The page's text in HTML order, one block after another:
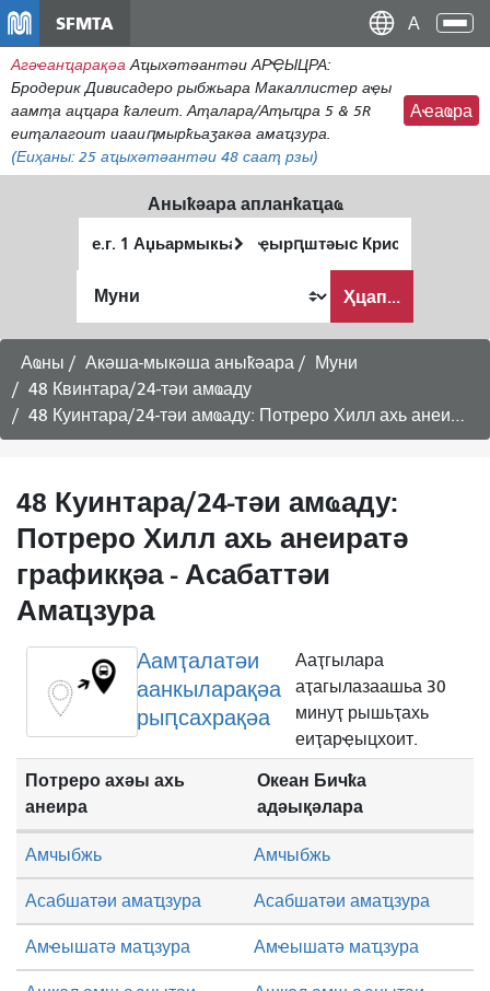
콘
텐
츠
로
건
너
뛰
기
SFMTA
Агәҽанҵарақәа Аҵыхәтәантәи АРҾЫЦРА:
Бродерик Дивисадеро рыбжьара Макаллистер аҿы
аамҭа ацҵара ҟалеит. Аҭалара/Аҭыҵра 5 & 5R
еиҭалагоит иааиԥмырҟьаӡакәа амаҵзура.
(Еиҳаны: 25 аҵыхәтәантәи 48 сааҭ рзы)
Аҽаҩра
Аныҟәара апланҟаҵаҩ
аҭыԥ
шԥасҭаху
Ҳцап...
Аҩны Акәша-мыкәша аныҟәара
Муни
48 Квинтара/24-тәи амҩаду
48 Куинтара/24-тәи амҩаду: Потреро Хилл ахь анеиратә графикқәа - Асабаттәи Амаҵзура
48 Куинтара/24-тәи амҩаду:
Потреро Хилл ахь анеиратә
графикқәа - Асабаттәи
Амаҵзура
Аамҭалатәи
аанкыларақәа
рыԥсахрақәа
Ааҭгылара
аҭагылазаашьа 30
минуҭ рышьҭахь
еиҭарҿыцхоит.
Потреро ахәы ахь
анеира
Океан Бичҟа
адәықәлара
Асабшатәи амаҵзура Асабшатәи амаҵзура
Амҽышатә маҵзура Амҽышатә маҵзура
Амчыбжь Амчыбжь